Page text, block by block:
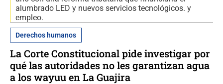
alumbrado LED y nuevos servicios tecnológicos. y
empleo.
Derechos humanos
La Corte Constitucional pide investigar por
qué las autoridades no les garantizan agua
a los wayuu en La Guajira